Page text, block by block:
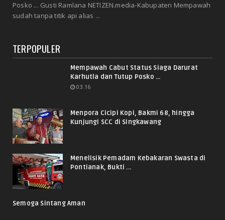
Posko ... Gusti Ramlana NETIZEN.media-Kabupaten Mempawah
sudah tanpa titik api alias ...
TERPOPULER
Mempawah Cabut Status Siaga Darurat
Karhutla dan Tutup Posko ...
03.16
Menpora Cicipi Kopi, Bakmi 68, hingga
Kunjungi SCC di Singkawang
Menelisik Pemadam Kebakaran Swasta di
Pontianak, Bukti ...
Semoga Sintang Aman